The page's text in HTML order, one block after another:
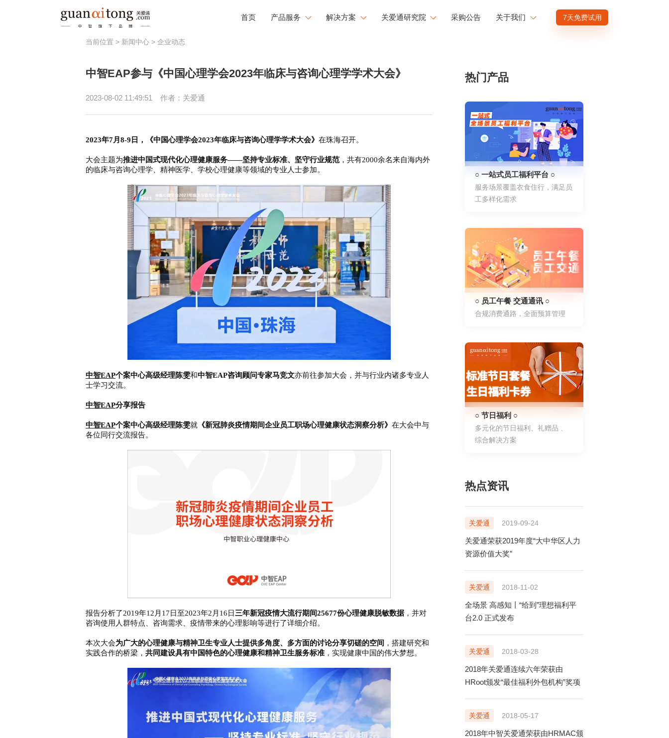
首页 产品服务
员工激励
健康管理
员工活力
职业发展 商业赋能
解决方案
企业用餐解决方案
关爱通研究院
新闻中心
采购公告 关于我们
投资者关系
供应商招募
渠道招募
7天免费试用
当前位置 > 新闻中心 > 企业动态
中智EAP参与《中国心理学会2023年临床与咨询心理学学术大会》
2023-08-02 11:49:51 作者：关爱通
2023年7月8-9日 ， 《中国心理学会2023年临床与咨询心理学学术大会》 在珠海召开。
大会主题为推进中国式现代化心理健康服务——坚持专业标准、坚守行业规范，共有2000余名来自海内外
的临床与咨询心理学、精神医学、学校心理健康等领域的专业人士参加。
中智EAP个案中心高级经理陈雯和中智EAP咨询顾问专家马竞文亦前往参加大会，并与行业内诸多专业人
士学习交流。
中智EAP分享报告
中智EAP个案中心高级经理陈雯就 《新冠肺炎疫情期间企业员工职场心理健康状态洞察分析》 在大会中与
各位同行交流报告。
报告分析了2019年12月17日至2023年2月16日 三年新冠疫情大流行期间25677份心理健康脱敏数据 ，并对
咨询使用人群特点、咨询需求、疫情带来的心理影响等进行了详细介绍。
本次大会为广大的心理健康与精神卫生专业人士提供多角度、多方面的讨论分享切磋的空间 ，搭建研究和
实践合作的桥梁， 共同建设具有中国特色的心理健康和精神卫生服务标准 ，实现健康中国的伟大梦想。
热门产品
○ 一站式员工福利平台 ○
服务场景覆盖衣食住行，满足员
工多样化需求
○ 员工午餐 交通通讯 ○
合规消费通路，全面预算管理
○ 节日福利 ○
多元化的节日福利、礼赠品 、
综合解决方案
热点资讯
关爱通 2019-09-24
关爱通荣获2019年度“大中华区人力
资源价值大奖”
关爱通 2018-11-02
全场景 高感知丨“给到”理想福利平
台2.0 正式发布
关爱通 2018-03-28
2018年关爱通连续六年荣获由
HRoot颁发“最佳福利外包机构”奖项
关爱通 2018-05-17
2018年中智关爱通荣获由HRMAC颁
电话: 021-34014622 邮箱: CUSTOMER@GUANAITONG.COM
地址: 上海市徐汇区沪闵路9299号中智大厦9楼
声 明
中智关爱通（上海）科技股份有限公司
2019年 2 月 26 日